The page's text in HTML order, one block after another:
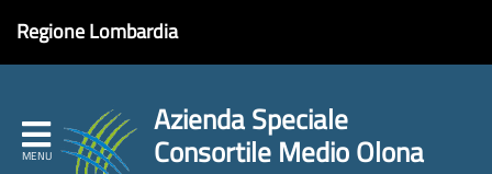
Regione Lombardia
Azienda Speciale
Consortile Medio Olona